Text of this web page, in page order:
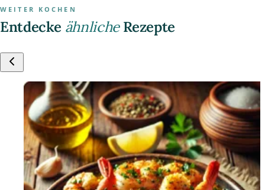
WEITER KOCHEN
Entdecke ähnlicheRezepte